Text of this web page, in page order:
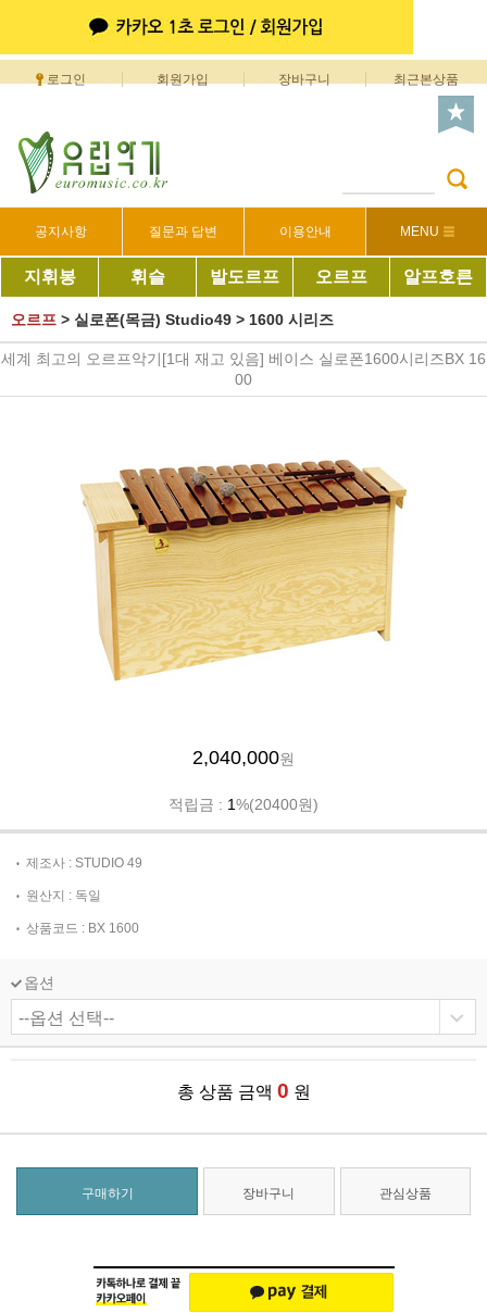
로그인 회원가입 장바구니 최근본상품
공지사항 질문과 답변 이용안내 MENU
지휘봉 휘슬 발도르프 오르프 알프호른
오르프 > 실로폰(목금) Studio49 > 1600 시리즈
세계 최고의 오르프악기[1대 재고 있음] 베이스 실로폰1600시리즈BX 16
00
2,040,000원
적립금 : 1%(20400원)
제조사 : STUDIO 49
원산지 : 독일
상품코드 : BX 1600
옵션
총 상품 금액 0 원
구매하기 장바구니 관심상품